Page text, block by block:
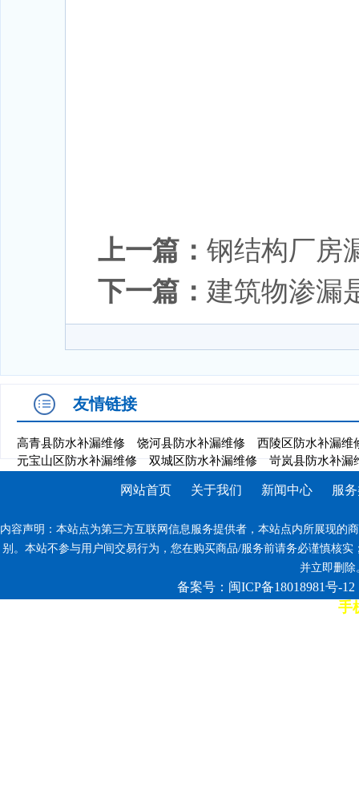
上一篇： 钢结构厂房
下一篇： 建筑物渗漏
友情链接
高青县防水补漏维修 饶河县防水补漏维修
西陵区防水补漏维
元宝山区防水补漏维修
双城区防水补漏维修 岢岚县防水补漏
网站首页 关于我们 新闻中心 服
内容声明：本站点为第三方互联网信息服务提供者，本站点内所展现的
别。本站不参与用户间交易行为，您在购买商品/服务前请务必谨慎核
并立即删除
备案号：闽ICP备18018981号-12
7*12小时客服热线: 康师傅手